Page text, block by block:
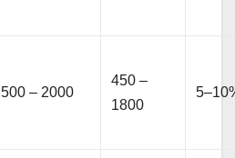
500 – 2000
450 –
1800